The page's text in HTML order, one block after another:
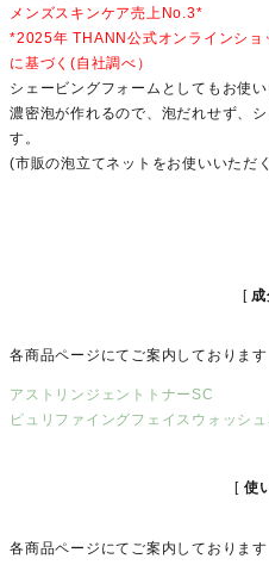
メンズスキンケア売上No.3*
*2025年 THANN公式オンラインショ
に基づく(自社調べ）
シェービングフォームとしてもお使い
濃密泡が作れるので、泡だれせず、
す。
(市販の泡立てネットをお使いいただ
成
各商品ページにてご案内しております
アストリンジェントトナーSC
ピュリファイングフェイスウォッシ
使
各商品ページにてご案内しております